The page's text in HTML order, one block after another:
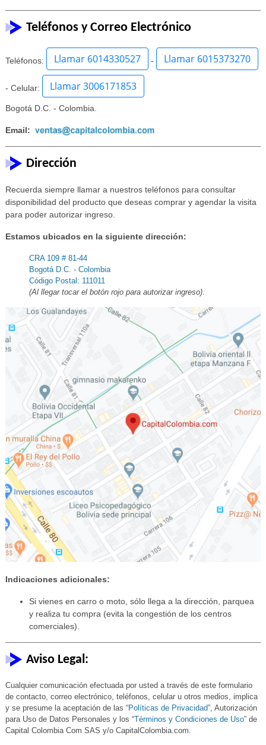
Teléfonos y Correo Electrónico
Teléfonos: Llamar 6014330527 - Llamar 6015373270
- Celular: Llamar 3006171853
Bogotá D.C. - Colombia.
Email:
Dirección
Recuerda siempre llamar a nuestros teléfonos para consultar
disponibilidad del producto que deseas comprar y agendar la visita
para poder autorizar ingreso.
Estamos ubicados en la siguiente dirección:
CRA 109 # 81-44
Bogotá D.C. - Colombia
Código Postal: 111011
(Al llegar tocar el botón rojo para autorizar ingreso).
Indicaciones adicionales:
Si vienes en carro o moto, sólo llega a la dirección, parquea
y realiza tu compra (evita la congestión de los centros
comerciales).
Aviso Legal:
Cualquier comunicación efectuada por usted a través de este formulario
de contacto, correo electrónico, teléfonos, celular u otros medios, implica
y se presume la aceptación de las “Políticas de Privacidad”, Autorización
para Uso de Datos Personales y los “Términos y Condiciones de Uso” de
Capital Colombia Com SAS y/o CapitalColombia.com.